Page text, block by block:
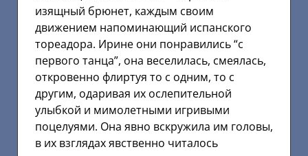
изящный брюнет, каждым своим
движением напоминающий испанского
тореадора. Ирине они понравились “с
первого танца”, она веселилась, смеялась,
откровенно флиртуя то с одним, то с
другим, одаривая их ослепительной
улыбкой и мимолетными игривыми
поцелуями. Она явно вскружила им головы,
в их взглядах явственно читалось